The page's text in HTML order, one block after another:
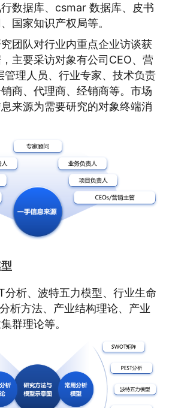
数据库、csmar 数据库、皮书
国家知识产权局等。
团队对行业内重点企业访谈获
主要采访对象有公司CEO、营
管理人员、行业专家、技术负责
商、代理商、经销商等。市场
来源为需要研究的对象终端消
分析、波特五力模型、行业生命
析方法、产业结构理论、产业
群理论等。